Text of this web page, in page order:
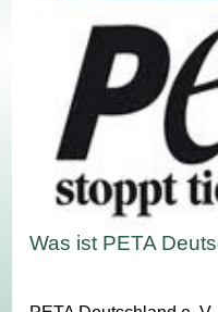
Was ist PETA